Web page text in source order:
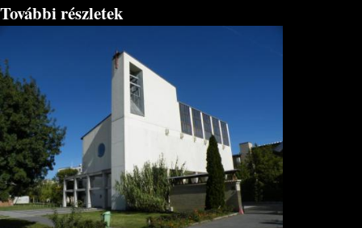
További részletek